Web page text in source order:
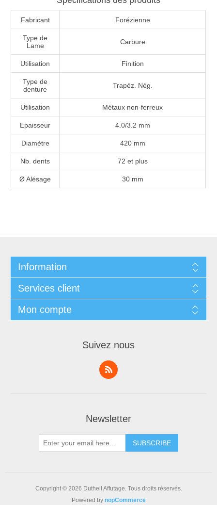
Fabricant Forézienne
Type de
Lame
Carbure
Utilisation Finition
Type de
denture
Trapéz. Nég.
Utilisation Métaux non-ferreux
Epaisseur 4.0/3.2 mm
Diamètre 420 mm
Nb. dents 72 et plus
Ø Alésage 30 mm
Information
Services client
Mon compte
Suivez nous
Newsletter
Copyright © 2026 Dutheil Affutage. Tous droits réservés.
Powered by nopCommerce